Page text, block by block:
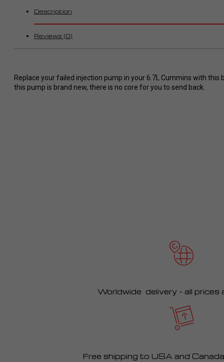
hilfsbereit und jederzeit erreichbar.
Fragen wurden sofort verständlich
beantwortet und individuelle
im Dodge/ Cummins Bereich vor. Ich
werde definitiv eine zweiten Tuner
Description
Reviews (0)
Replace your failed injection pump in your 6.7L Cummins with
this pump is brand new, there is no core for you to send back.
Worldwide delivery – all prices
Free shipping to USA and